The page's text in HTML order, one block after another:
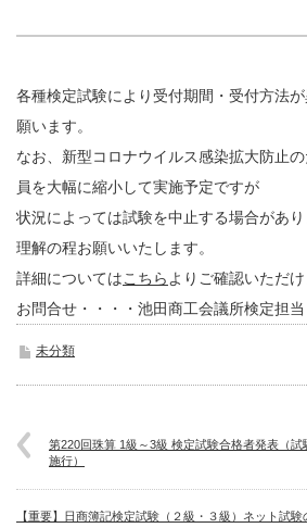
各種検定試験により受付期間・受付方法
願います。
なお、新型コロナウイルス感染拡大防止
員を大幅に縮小して実施予定ですが
状況によっては試験を中止する場合があ
理解の程お願いいたします。
詳細についてはこちら よりご確認いただけ
お問合せ・・・・池田商工会議所検定担
未分類
第220回珠算 1級～3級 検定試験合格者発表（試
施行）
【重要】日商簿記検定試験（２級・３級）ネット試